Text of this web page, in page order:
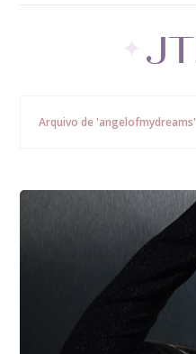
Arquivo de 'angelofmydreams'